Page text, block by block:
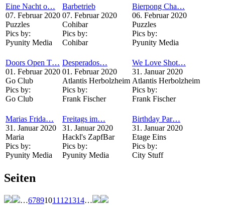
Eine Nacht o…
07. Februar 2020
Puzzles
Pics by:
Pyunity Media
Barbetrieb
07. Februar 2020
Cohibar
Pics by:
Cohibar
Bierpong Cha…
06. Februar 2020
Puzzles
Pics by:
Pyunity Media
Doors Open T…
01. Februar 2020
Go Club
Pics by:
Go Club
Desperados…
01. Februar 2020
Atlantis Herbolzheim
Pics by:
Frank Fischer
We Love Shot…
31. Januar 2020
Atlantis Herbolzheim
Pics by:
Frank Fischer
Marias Frida…
31. Januar 2020
Maria
Pics by:
Pyunity Media
Freitags im…
31. Januar 2020
Hackl's ZapfBar
Pics by:
Pyunity Media
Birthday Par…
31. Januar 2020
Etage Eins
Pics by:
City Stuff
Seiten
…67891011 121314…